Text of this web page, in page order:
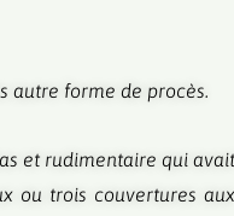
autre forme de procès.
et rudimentaire qui avait
ou trois couvertures aux